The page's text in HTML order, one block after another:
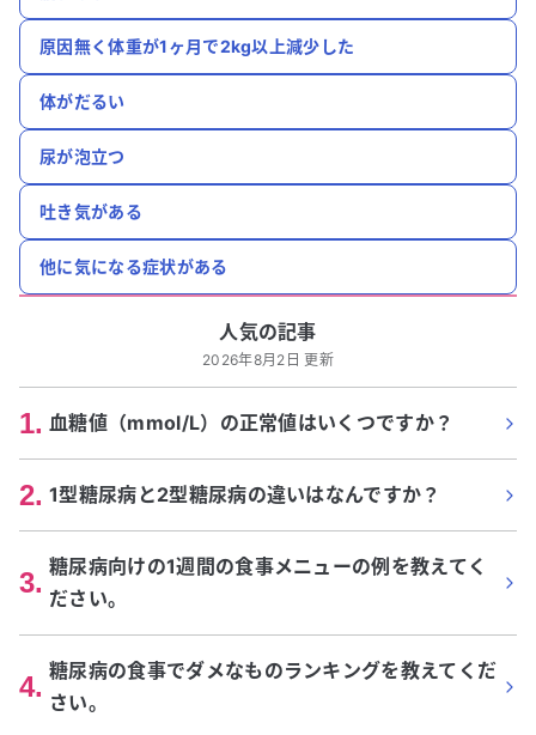
原因無く体重が1ヶ月で2kg以上減少した
体がだるい
尿が泡立つ
吐き気がある
他に気になる症状がある
人気の記事
2026年8月2日 更新
1. 血糖値（mmol/L）の正常値はいくつですか？
2. 1型糖尿病と2型糖尿病の違いはなんですか？
3. 糖尿病向けの1週間の食事メニューの例を教えてく
ださい。
4. 糖尿病の食事でダメなものランキングを教えてくだ
さい。